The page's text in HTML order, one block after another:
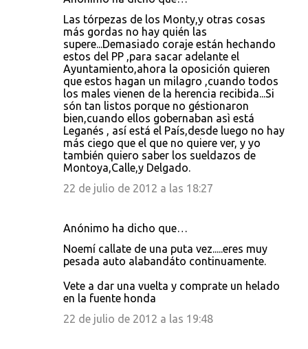
Las tórpezas de los Monty,y otras cosas
más gordas no hay quién las
supere...Demasiado coraje están hechando
estos del PP ,para sacar adelante el
Ayuntamiento,ahora la oposición quieren
que estos hagan un milagro ,cuando todos
los males vienen de la herencia recibida...Si
són tan listos porque no géstionaron
bien,cuando ellos gobernaban asì está
Leganés , así está el País,desde luego no hay
más ciego que el que no quiere ver, y yo
también quiero saber los sueldazos de
Montoya,Calle,y Delgado.
22 de julio de 2012 a las 18:27
Anónimo ha dicho que…
Noemí callate de una puta vez.....eres muy
pesada auto alabandáto continuamente.
Vete a dar una vuelta y comprate un helado
en la fuente honda
22 de julio de 2012 a las 19:48